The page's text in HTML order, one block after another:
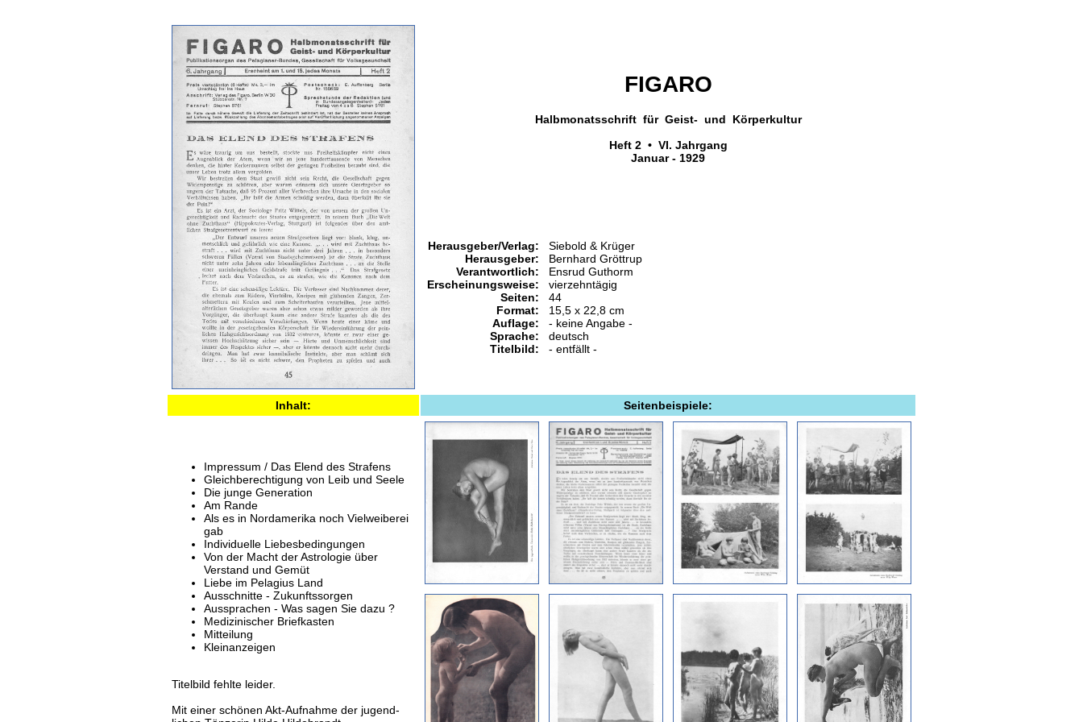
FIGARO
Halbmonatsschrift für Geist- und Körperkultur
Heft 2 • VI. Jahrgang
Januar - 1929
Herausgeber/Verlag:
Herausgeber:
Verantwortlich:
Erscheinungsweise:
Seiten:
Format:
Auflage:
Sprache:
Titelbild:
Siebold & Krüger
Bernhard Gröttrup
Ensrud Guthorm
vierzehntägig
44
15,5 x 22,8 cm
- keine Angabe -
deutsch
- entfällt -
Inhalt: Seitenbeispiele:
Impressum / Das Elend des Strafens
Gleichberechtigung von Leib und Seele
Die junge Generation
Am Rande
Als es in Nordamerika noch Vielweiberei
gab
Individuelle Liebesbedingungen
Von der Macht der Astrologie über
Verstand und Gemüt
Liebe im Pelagius Land
Ausschnitte - Zukunftssorgen
Aussprachen - Was sagen Sie dazu ?
Medizinischer Briefkasten
Mitteilung
Kleinanzeigen
Titelbild fehlte leider.
Mit einer schönen Akt-Aufnahme der jugend-